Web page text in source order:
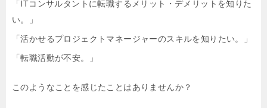
「ITコンサルタントに転職するメリット・デメリットを知りた
い。」
「活かせるプロジェクトマネージャーのスキルを知りたい。」
「転職活動が不安。」
このようなことを感じたことはありませんか？